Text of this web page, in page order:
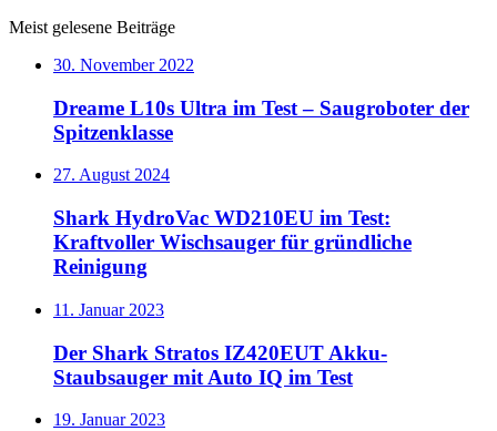
Meist gelesene Beiträge
30. November 2022
Dreame L10s Ultra im Test – Saugroboter der
Spitzenklasse
27. August 2024
Shark HydroVac WD210EU im Test:
Kraftvoller Wischsauger für gründliche
Reinigung
11. Januar 2023
Der Shark Stratos IZ420EUT Akku-
Staubsauger mit Auto IQ im Test
19. Januar 2023